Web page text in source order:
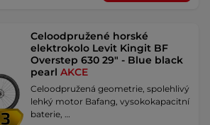
Celoodpružené horské
elektrokolo Levit Kingit BF
Overstep 630 29" - Blue black
pearlAKCE
Celoodpružená geometrie, spolehlivý
lehký motor Bafang, vysokokapacitní
baterie, …